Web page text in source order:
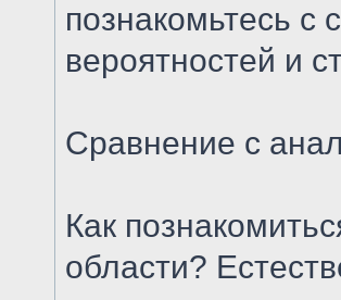
познакомьтесь
вероятностей и
Сравнение с
Как
области?